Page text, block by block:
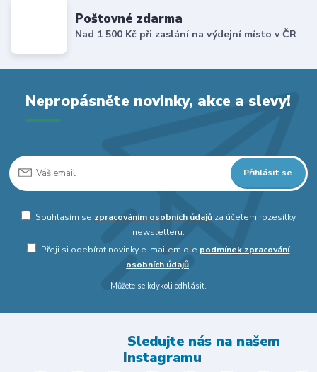
Poštovné zdarma
Nad 1 500 Kč při zaslání na výdejní místo v ČR
Nepropásněte novinky, akce a slevy!
Přihlásit se
Souhlasím se zpracováním osobních údajůza účelem rozesílky
newsletteru.
Přeji si odebírat novinky e-mailem dle podmínek zpracování
osobních údajů.
Můžete se kdykoli odhlásit.
Sledujte nás na našem
Instagramu